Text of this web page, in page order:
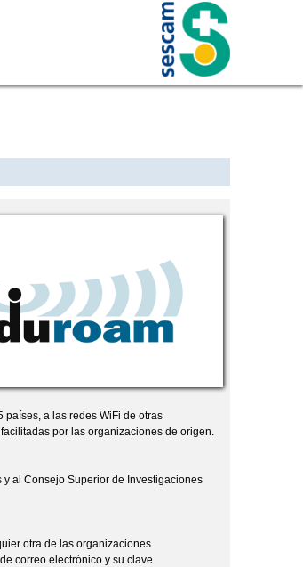
a las redes WiFi­ de otras
por las organizaciones de origen.
al Consejo Superior de Investigaciones
otra de las organizaciones
correo electrónico y su clave